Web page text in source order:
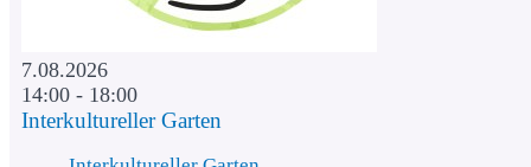
7.08.2026
14:00 - 18:00
Interkultureller Garten